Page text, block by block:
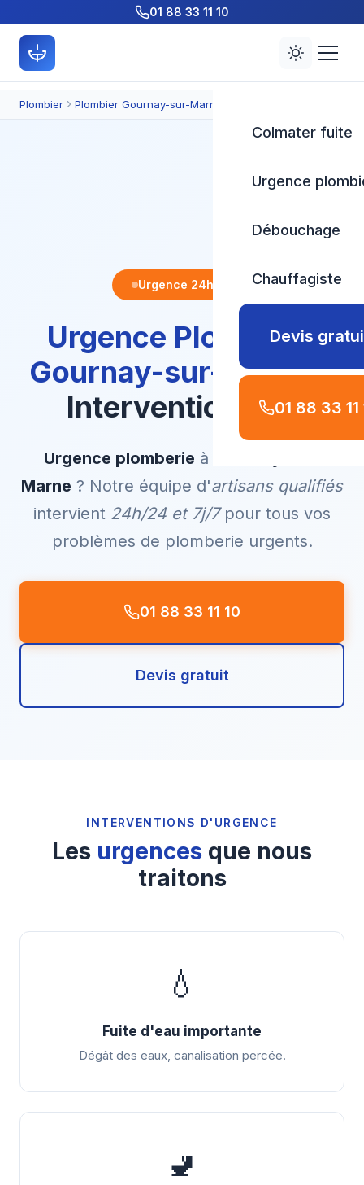
01 88 33 11 10
Colmater fuite
Urgence
Débouchage
Chauffagiste
Devis
01 88 33 11
Plombier Plombier Gournay-sur-Marne
Urgence 24h/24
Urgence Plomberie
Gournay-sur-Marne–
Intervention 7j/7
Urgence plomberie à
Marne ? Notre équipe d'artisans qualifiés
intervient 24h/24 et 7j/7pour tous vos
problèmes de plomberie urgents.
01 88 33 11 10
Devis gratuit
INTERVENTIONS D'URGENCE
Les urgences que nous
traitons
💧
Fuite d'eau importante
Dégât des eaux, canalisation percée.
🚽